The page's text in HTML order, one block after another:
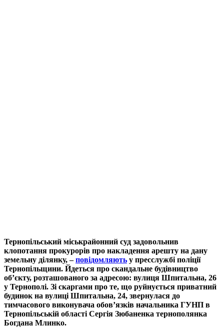
Тернопільський міськрайонний суд задовольнив
клопотання прокурорів про накладення арешту на дану
земельну ділянку, –повідомляють у пресслужбі поліції
Тернопільщини. Йдеться про скандальне будівництво
об’єкту, розташованого за адресою: вулиця Шпитальна, 26
у Тернополі. Зі скаргами про те, що руйнується приватний
будинок на вулиці Шпитальна, 24, звернулася до
тимчасового виконувача обов’язків начальника ГУНП в
Тернопільській області Сергія Зюбаненка тернополянка
Богдана Млинко.